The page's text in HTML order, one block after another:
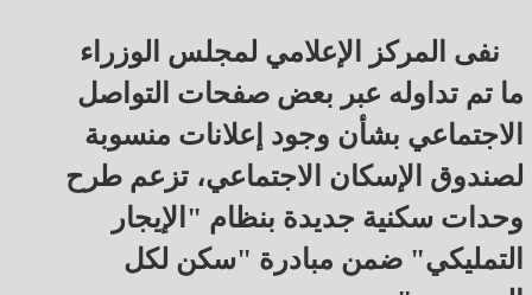
نفى المركز الإعلامي لمجلس الوزراء
ما تم تداوله عبر بعض صفحات التواصل
الاجتماعي بشأن وجود إعلانات منسوبة
لصندوق الإسكان الاجتماعي، تزعم طرح
وحدات سكنية جديدة بنظام "الإيجار
التمليكي" ضمن مبادرة "سكن لكل